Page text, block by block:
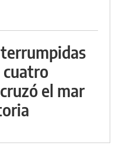
cuatro
el mar